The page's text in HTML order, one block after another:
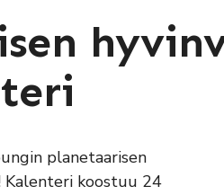
planetaarisen
Kalenteri koostuu 24